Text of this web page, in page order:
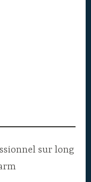
sur long